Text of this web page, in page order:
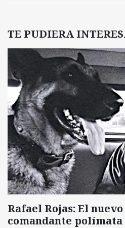
TE PUDIERA
Rafael Rojas: El
comandante polímata